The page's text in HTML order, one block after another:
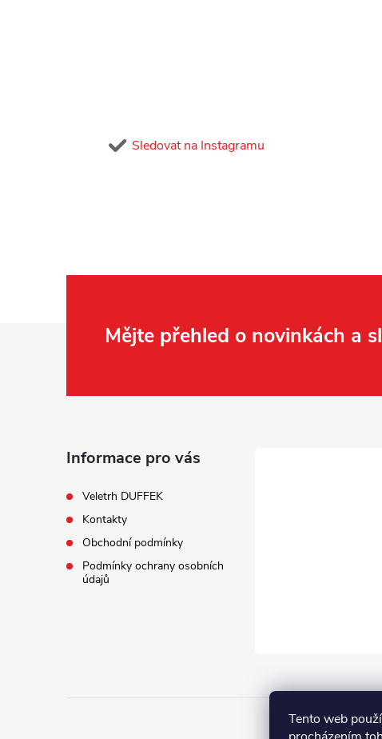
Tento web
Sledovat na Instagramu
Mějte přehled o novinkách a
Informace pro vás
Veletrh DUFFEK
Kontakty
Obchodní podmínky
Podmínky ochrany osobních
údajů